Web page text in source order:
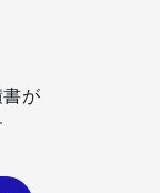
が